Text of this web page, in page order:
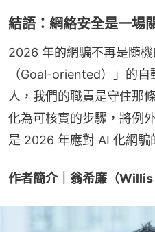
結語：網絡安全是一場
2026 年的網騙不再是隨
（Goal-oriented）」的
人，我們的職責是守住那
化為可核實的步驟，將例
是 2026 年應對 AI 化網騙
作者簡介｜翁希廉（Willis